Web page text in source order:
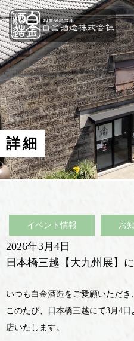
詳細
イベント情報 お
2026年3月4日
日本橋三越【大九州展】
いつも白金酒造をご愛顧いただき
このたび、日本橋三越にて3月4
店いたします。